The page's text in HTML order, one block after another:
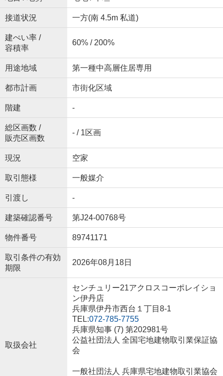
接道状況 一方(南 4.5m 私道)
建ぺい率 /
容積率
60% / 200%
用途地域 第一種中高層住居専用
都市計画 市街化区域
階建 -
総区画数 /
販売区画数
- / 1区画
現況 空家
取引態様 一般媒介
引渡し -
建築確認番号 第J24-00768号
物件番号 89741171
取引条件の有効
期限
2026年08月18日
取扱会社
センチュリー21アクロスコーポレイショ
ン伊丹店
兵庫県伊丹市西台１丁目8-1
TEL:072-785-7755
兵庫県知事 (7) 第202981号
公益社団法人 全国宅地建物取引業保証協
会
一般社団法人 兵庫県宅地建物取引業協会